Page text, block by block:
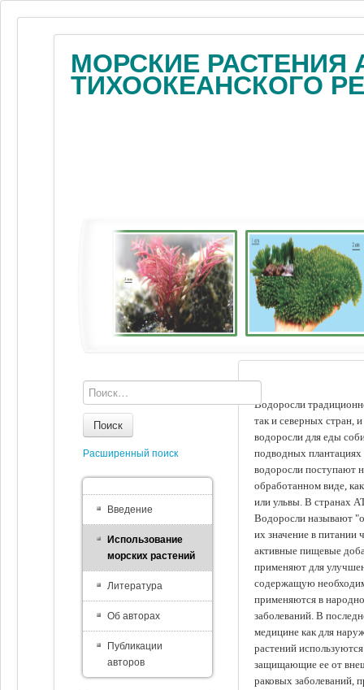
МОРСКИЕ РАСТЕНИЯ
ТИХООКЕАНСКОГО
Водоросли
так и северных стран,
водоросли для еды
подводных
водоросли поступают
обработанном виде,
или ульвы. В странах
Водоросли называют
их значение в питании
активные пищевые
применяют для
содержащую
применяются в
заболеваний. В
медицине как для
растений
защищающие ее от
раковых заболеваний,
Поиск
Расширенный поиск
Введение
Использование
морских растений
Литература
Об авторах
Публикации
авторов